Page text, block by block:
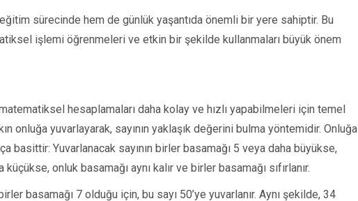
sürecinde hem de günlük yaşantıda önemli bir yere sahiptir. Bu
işlemi öğrenmeleri ve etkin bir şekilde kullanmaları büyük önem
hesaplamaları daha kolay ve hızlı yapabilmeleri için temel
onluğa yuvarlayarak, sayının yaklaşık değerini bulma yöntemidir. Onluğa
basittir: Yuvarlanacak sayının birler basamağı 5 veya daha büyükse,
küçükse, onluk basamağı aynı kalır ve birler basamağı sıfırlanır.
basamağı 7 olduğu için, bu sayı 50’ye yuvarlanır. Aynı şekilde, 34